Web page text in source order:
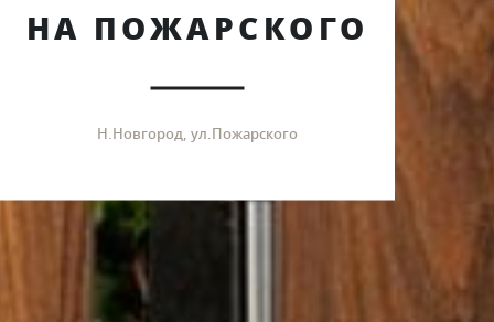
НА ПОЖАРСКОГО
Н.Новгород, ул.Пожарского